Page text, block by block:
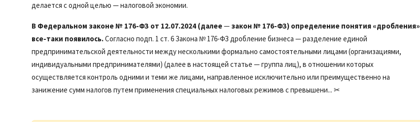
делается с одной целью — налоговой экономии.
В Федеральном законе № 176-ФЗ от 12.07.2024 (далее— закон № 176-ФЗ) определение понятия «дробления»
все-таки появилось.Согласно подп. 1 ст. 6 Закона № 176-ФЗ дробление бизнеса — разделение единой
предпринимательской деятельности между несколькими формально самостоятельными лицами (организациями,
индивидуальными предпринимателями) (далее в настоящей статье — группа лиц), в отношении которых
осуществляется контроль одними и теми же лицами, направленное исключительно или преимущественно на
занижение сумм налогов путем применения специальных налоговых режимов с превышени... ✂